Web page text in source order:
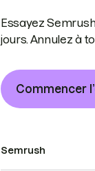
Essayez
jours. Annulez à
Commencer
Semrush